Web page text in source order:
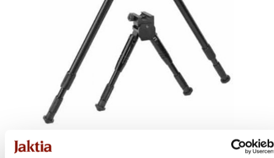
Caldwell